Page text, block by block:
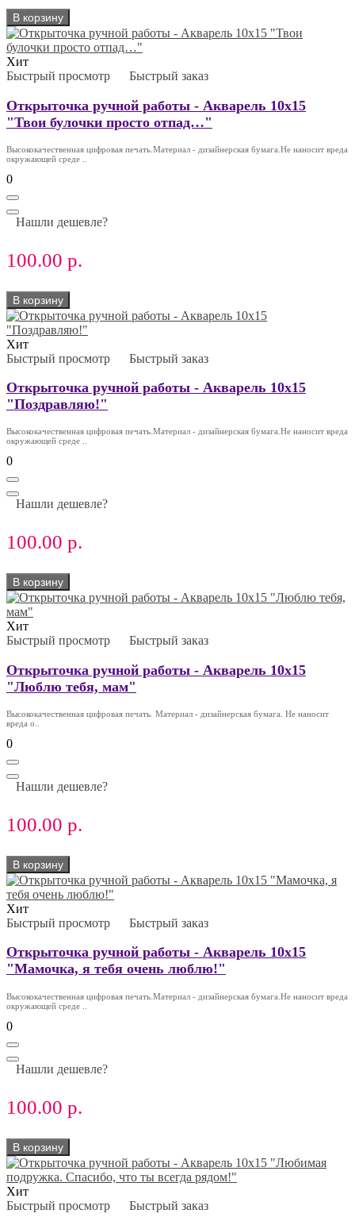
В корзину
Хит
Быстрый просмотр
Быстрый заказ
Открыточка ручной работы - Акварель 10х15
"Твои булочки просто отпад…"
Высококачественная цифровая печать.Материал - дизайнерская бумага.Не наносит вреда
окружающей среде ..
0
Нашли дешевле?
100.00 р.
В корзину
Хит
Быстрый просмотр
Быстрый заказ
Открыточка ручной работы - Акварель 10х15
"Поздравляю!"
Высококачественная цифровая печать.Материал - дизайнерская бумага.Не наносит вреда
окружающей среде ..
0
Нашли дешевле?
100.00 р.
В корзину
Хит
Быстрый просмотр
Быстрый заказ
Открыточка ручной работы - Акварель 10х15
"Люблю тебя, мам"
Высококачественная цифровая печать. Материал - дизайнерская бумага. Не наносит
вреда о..
0
Нашли дешевле?
100.00 р.
В корзину
Хит
Быстрый просмотр
Быстрый заказ
Открыточка ручной работы - Акварель 10х15
"Мамочка, я тебя очень люблю!"
Высококачественная цифровая печать.Материал - дизайнерская бумага.Не наносит вреда
окружающей среде ..
0
Нашли дешевле?
100.00 р.
В корзину
Хит
Быстрый просмотр
Быстрый заказ